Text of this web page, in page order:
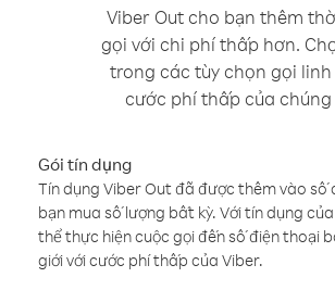
Viber Out cho bạn thêm
gọi với chi phí thấp hơn.
trong các tùy chọn gọi linh
cước phí thấp của chúng
Gói tín dụng
Tín dụng Viber Out đã được thêm vào số
bạn mua số lượng bất kỳ. Với tín dụng
thể thực hiện cuộc gọi đến số điện thoại
giới với cước phí thấp của Viber.